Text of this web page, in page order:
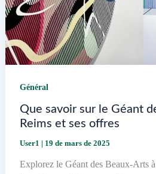
Général
Que savoir sur le Géant
Reims et ses offres
User1 | 19 de mars de 2025
Explorez le Géant des Beaux-Arts